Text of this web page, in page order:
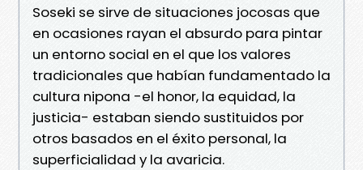
Soseki se sirve de situaciones jocosas que
en ocasiones rayan el absurdo para pintar
un entorno social en el que los valores
tradicionales que habían fundamentado la
cultura nipona -el honor, la equidad, la
justicia- estaban siendo sustituidos por
otros basados en el éxito personal, la
superficialidad y la avaricia.